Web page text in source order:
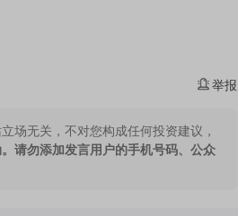
题
举报
场无关，不对您构成任何投资建议，
请勿添加发言用户的手机号码、公众